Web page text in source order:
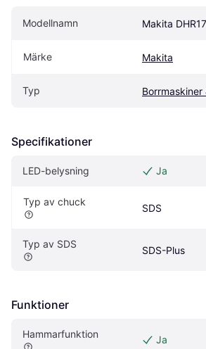
Modellnamn Makita
Märke Makita
Typ Borrmaskiner
Specifikationer
LED-belysning Ja
Typ av chuck
SDS
Typ av SDS
SDS-Plus
Funktioner
Hammarfunktion Ja